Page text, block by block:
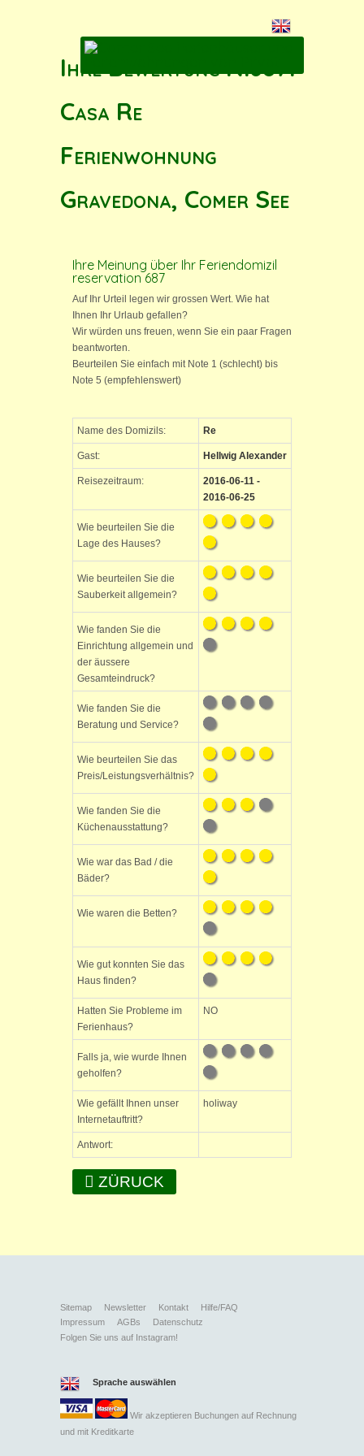
Ihre Bewertung N.687:
Casa Re
Ferienwohnung
Gravedona, Comer See
Ihre Meinung über Ihr Feriendomizil
reservation 687
Auf Ihr Urteil legen wir grossen Wert. Wie hat
Ihnen Ihr Urlaub gefallen?
Wir würden uns freuen, wenn Sie ein paar Fragen
beantworten.
Beurteilen Sie einfach mit Note 1 (schlecht) bis
Note 5 (empfehlenswert)
Name des Domizils: Re
Gast: Hellwig Alexander
Reisezeitraum:
2016-06-11 -
2016-06-25
Wie beurteilen Sie die
Lage des Hauses?
Wie beurteilen Sie die
Sauberkeit allgemein?
Wie fanden Sie die
Einrichtung allgemein und
der äussere
Gesamteindruck?
Wie fanden Sie die
Beratung und Service?
Wie beurteilen Sie das
Preis/Leistungsverhältnis?
Wie fanden Sie die
Küchenausstattung?
Wie war das Bad / die
Bäder?
Wie waren die Betten?
Wie gut konnten Sie das
Haus finden?
Hatten Sie Probleme im
Ferienhaus?
NO
Falls ja, wie wurde Ihnen
geholfen?
Wie gefällt Ihnen unser
Internetauftritt?
holiway
Antwort:
ZÜRUCK
Sitemap Newsletter Kontakt
Hilfe/FAQ
Impressum
AGBs
Datenschutz
Folgen Sie uns auf Instagram!
Sprache auswählen
Wir akzeptieren Buchungen auf Rechnung
und mit Kreditkarte